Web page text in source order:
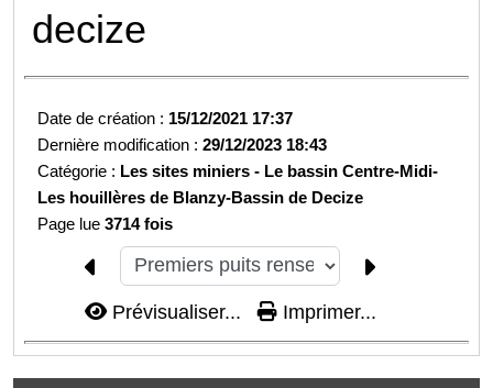
decize
Date de création : 15/12/2021 17:37
Dernière modification :29/12/2023 18:43
Catégorie : Les sites miniers - Le bassin Centre-Midi-
Les houillères de Blanzy-Bassin de Decize
Page lue3714 fois
Prévisualiser... Imprimer...